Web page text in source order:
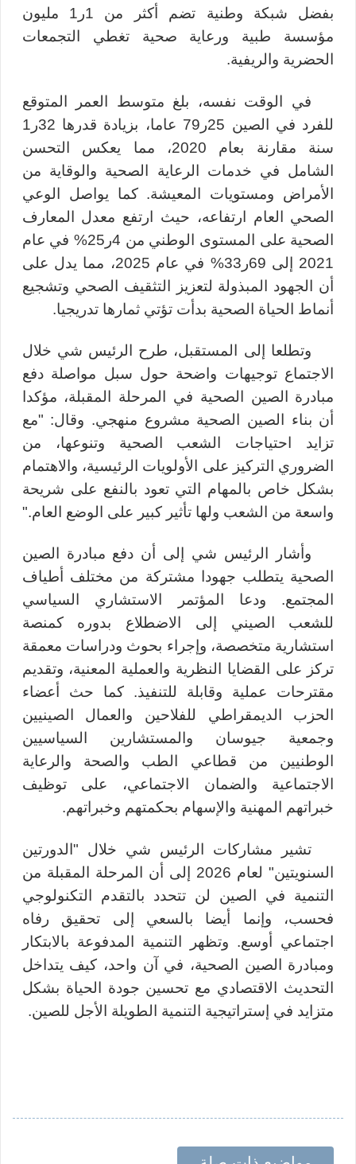
بفضل شبكة وطنية تضم أكثر من 1ر1 مليون
مؤسسة طبية ورعاية صحية تغطي التجمعات
الحضرية والريفية.
في الوقت نفسه، بلغ متوسط العمر المتوقع
للفرد في الصين 25ر79 عاما، بزيادة قدرها 32ر1
سنة مقارنة بعام 2020، مما يعكس التحسن
الشامل في خدمات الرعاية الصحية والوقاية من
الأمراض ومستويات المعيشة. كما يواصل الوعي
الصحي العام ارتفاعه، حيث ارتفع معدل المعارف
الصحية على المستوى الوطني من 4ر25% في عام
2021 إلى 69ر33% في عام 2025، مما يدل على
أن الجهود المبذولة لتعزيز التثقيف الصحي وتشجيع
أنماط الحياة الصحية بدأت تؤتي ثمارها تدريجيا.
وتطلعا إلى المستقبل، طرح الرئيس شي خلال
الاجتماع توجيهات واضحة حول سبل مواصلة دفع
مبادرة الصين الصحية في المرحلة المقبلة، مؤكدا
أن بناء الصين الصحية مشروع منهجي. وقال: "مع
تزايد احتياجات الشعب الصحية وتنوعها، من
الضروري التركيز على الأولويات الرئيسية، والاهتمام
بشكل خاص بالمهام التي تعود بالنفع على شريحة
واسعة من الشعب ولها تأثير كبير على الوضع العام."
وأشار الرئيس شي إلى أن دفع مبادرة الصين
الصحية يتطلب جهودا مشتركة من مختلف أطياف
المجتمع. ودعا المؤتمر الاستشاري السياسي
للشعب الصيني إلى الاضطلاع بدوره كمنصة
استشارية متخصصة، وإجراء بحوث ودراسات معمقة
تركز على القضايا النظرية والعملية المعنية، وتقديم
مقترحات عملية وقابلة للتنفيذ. كما حث أعضاء
الحزب الديمقراطي للفلاحين والعمال الصينيين
وجمعية جيوسان
و المستشارين السياسيين
الوطنيين من قطاعي الطب والصحة والرعاية
الاجتماعية والضمان الاجتماعي، على توظيف
خبراتهم المهنية والإسهام بحكمتهم وخبراتهم.
تشير مشاركات الرئيس شي خلال "الدورتين
السنويتين" لعام 2026 إلى أن المرحلة المقبلة من
التنمية في الصين لن تتحدد بالتقدم التكنولوجي
فحسب، وإنما أيضا بالسعي إلى تحقيق رفاه
اجتماعي أوسع. وتظهر التنمية المدفوعة بالابتكار
ومبادرة الصين الصحية، في آن واحد، كيف يتداخل
التحديث الاقتصادي مع تحسين جودة الحياة بشكل
متزايد في إستراتيجية التنمية الطويلة الأجل للصين.